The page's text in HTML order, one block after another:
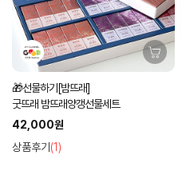
🎁선물하기[밤뜨래]
굿뜨래 밤뜨래양갱선물세트
42,000원
상품후기 (1)